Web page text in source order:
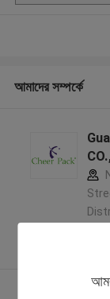
আমাদের সম্পর্কে